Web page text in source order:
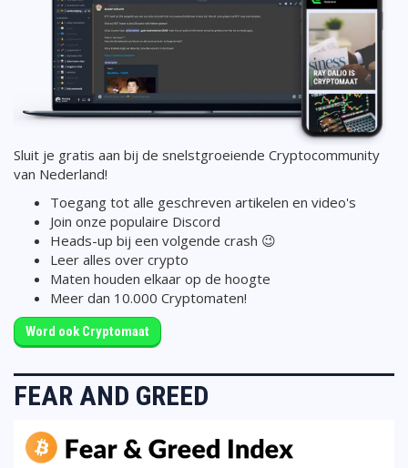
Sluit je gratis aan bij de snelstgroeiende Cryptocommunity
van Nederland!
Toegang tot alle geschreven artikelen en video's
Join onze populaire Discord
Heads-up bij een volgende crash 😉
Leer alles over crypto
Maten houden elkaar op de hoogte
Meer dan 10.000 Cryptomaten!
Word ook Cryptomaat
FEAR AND GREED